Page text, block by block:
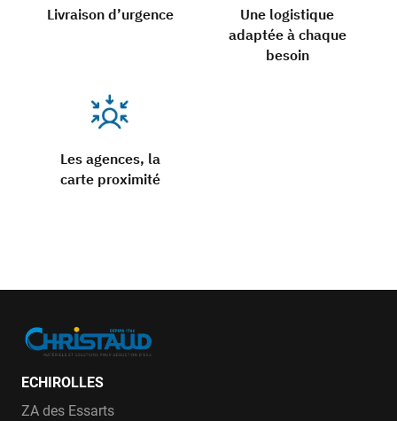
Livraison d’urgence
Une logistique
adaptée à chaque
besoin
Les agences, la
carte proximité
ECHIROLLES
ZA des Essarts